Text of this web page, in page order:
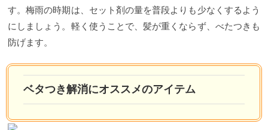
す。梅雨の時期は、セット剤の量を普段よりも少なくするよう
にしましょう。軽く使うことで、髪が重くならず、べたつきも
防げます。
ベタつき解消にオススメのアイテム